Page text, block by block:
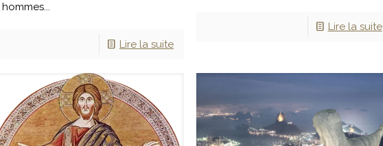
hommes...
Lire la suite
Lire la suite